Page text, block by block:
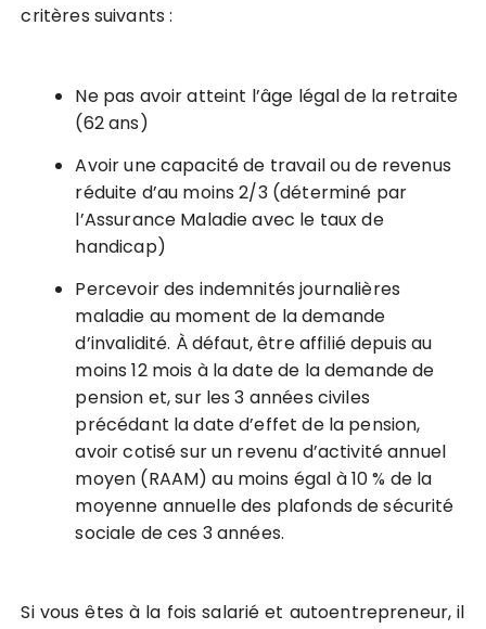
critères suivants :
Ne pas avoir atteint l’âge légal de la retraite
(62 ans)
Avoir une capacité de travail ou de revenus
réduite d’au moins 2/3 (déterminé par
l’Assurance Maladie avec le taux de
handicap)
Percevoir des indemnités journalières
maladie au moment de la demande
d’invalidité. À défaut, être affilié depuis au
moins 12 mois à la date de la demande de
pension et, sur les 3 années civiles
précédant la date d’effet de la pension,
avoir cotisé sur un revenu d’activité annuel
moyen (RAAM) au moins égal à 10 % de la
moyenne annuelle des plafonds de sécurité
sociale de ces 3 années.
Si vous êtes à la fois salarié et autoentrepreneur, il